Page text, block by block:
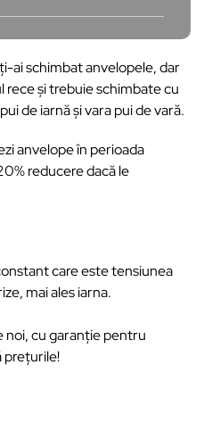
ai schimbat anvelopele, dar
rece și trebuie schimbate cu
de iarnă și vara pui de vară.
anvelope în perioada
reducere dacă le
care este tensiunea
mai ales iarna.
noi, cu garanție pentru
prețurile!